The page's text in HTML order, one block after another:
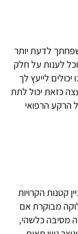
לדעת יותר
לענות על חלק
לייעץ לך
כזאת יכול לתת
הרקע הרפואי
קטנות הקרויות
מבוקרת אם
מסיבה כלשהי,